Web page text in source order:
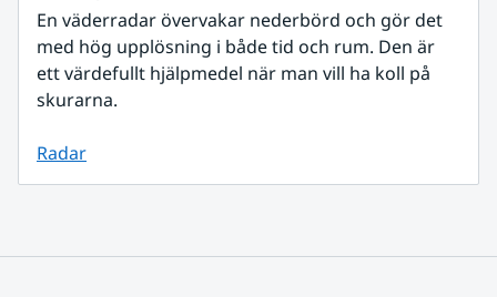
En väderradar övervakar nederbörd och gör det
med hög upplösning i både tid och rum. Den är
ett värdefullt hjälpmedel när man vill ha koll på
skurarna.
Radar